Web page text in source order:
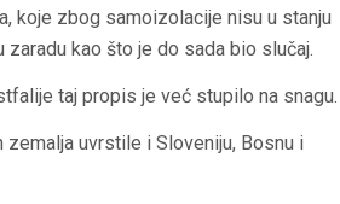
koje zbog samoizolacije nisu u stanju
kao što je do sada bio slučaj.
taj propis je već stupilo na snagu.
uvrstile i Sloveniju, Bosnu i